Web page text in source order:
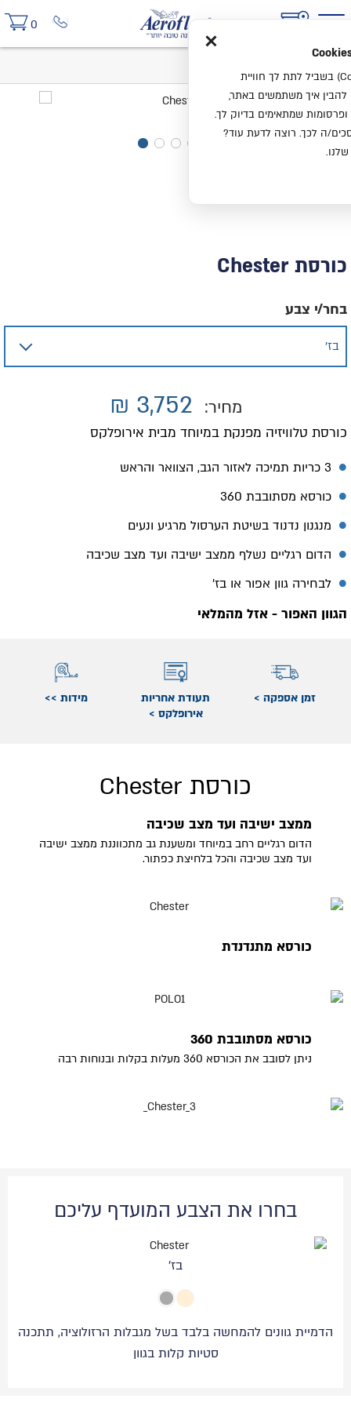
0
כורסת Chester
כורסת טלוויזיה מפנקת במיוחד מבית אירופלקס
3 כריות תמיכה לאזור הגב, הצוואר והראש
כורסא מסתובבת 360
מנגנון נדנוד בשיטת הערסול מרגיע ונעים
הדום רגליים נשלף ממצב ישיבה ועד מצב שכיבה
לבחירה גוון אפור או בז'
הגוון האפור - אזל מהמלאי
בחר/י צבע
מחיר: 3,752
₪
זמן אספקה >
תעודת אחריות
אירופלקס >
מידות >>
כורסת Chester
ממצב ישיבה ועד מצב שכיבה
הדום רגליים רחב במיוחד ומשענת גב מתכווננת ממצב ישיבה
ועד מצב שכיבה והכל בלחיצת כפתור.
כורסא מתנדנדת
כורסא מסתובבת 360
ניתן לסובב את הכורסא 360 מעלות בקלות ובנוחות רבה
בחרו את הצבע המועדף עליכם
בז'
הדמיית גוונים להמחשה בלבד בשל מגבלות הרזולוציה, תתכנה
סטיות קלות בגוון
×
אנחנו משתמשים בעוגיות (Cookies) בשביל לתת לך חוויית
להבין איך משתמשים באתר,
שמתאימים בדיוק לך.
ה לכך. רוצה לדעת עוד?